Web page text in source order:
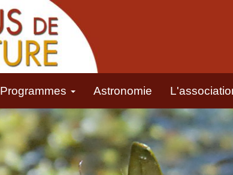
Programmes Astronomie